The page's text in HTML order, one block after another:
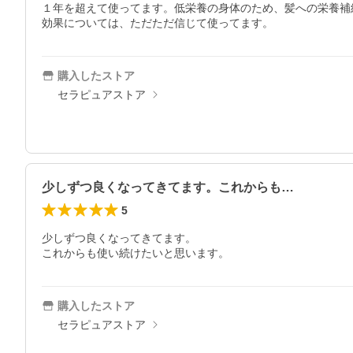
１年を超えて使ってます。低栄養の身体のため、髪への栄養補
効果については、ただただ信じて使ってます。
購入したストア
セラピュアストア
少しずつ良くなってきてます。これからも…
5
少しずつ良くなってきてます。
これからも使い続けたいと思います。
購入したストア
セラピュアストア